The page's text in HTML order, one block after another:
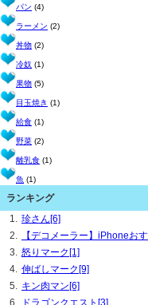
パン (4)
ラーメン (2)
丼物 (2)
冷奴 (1)
果物 (5)
目玉焼き (1)
給食 (1)
野菜 (2)
離乳食 (1)
魚 (1)
ランキング
珍さん[6]
【デコメーラー】iPhoneお
怒りマーク[1]
伸ばしマーク[9]
キン肉マン[6]
ドラゴンクエスト[3]